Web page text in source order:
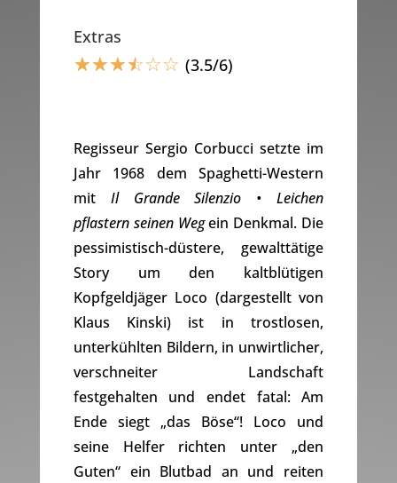
Extras
☆☆☆☆☆☆ (3.5/6)
Regisseur Sergio Corbucci setzte im
Jahr 1968 dem Spaghetti-Western
mit Il Grande Silenzio • Leichen
pflastern seinen Wegein Denkmal. Die
pessimistisch-düstere, gewalttätige
Story um den kaltblütigen
Kopfgeldjäger Loco (dargestellt von
Klaus Kinski) ist in trostlosen,
unterkühlten Bildern, in unwirtlicher,
verschneiter Landschaft
festgehalten und endet fatal: Am
Ende siegt „das Böse“! Loco und
seine Helfer richten unter „den
Guten“ ein Blutbad an und reiten